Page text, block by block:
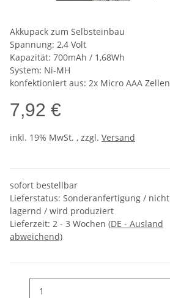
Akkupack zum Selbsteinbau
Spannung: 2,4 Volt
Kapazität: 700mAh / 1,68Wh
System: Ni-MH
konfektioniert aus: 2x Micro AAA Zellen
7,92 €
inkl. 19% MwSt. , zzgl. Versand
sofort bestellbar
Lieferstatus: Sonderanfertigung / nicht
lagernd / wird produziert
Lieferzeit: 2 - 3 Wochen (DE - Ausland
abweichend)